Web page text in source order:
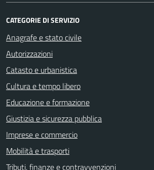
CATEGORIE DI SERVIZIO
Anagrafe e stato civile
Autorizzazioni
Catasto e urbanistica
Cultura e tempo libero
Educazione e formazione
Giustizia e sicurezza pubblica
Imprese e commercio
Mobilità e trasporti
Tributi, finanze e contravvenzioni